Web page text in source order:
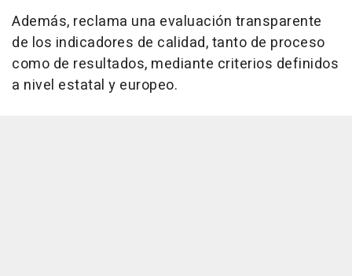
Además, reclama una evaluación transparente
de los indicadores de calidad, tanto de proceso
como de resultados, mediante criterios definidos
a nivel estatal y europeo.